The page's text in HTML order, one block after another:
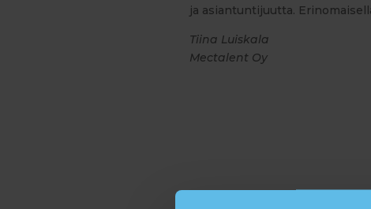
ja asiantuntijuutta.
Tiina Luiskala
Mectalent Oy